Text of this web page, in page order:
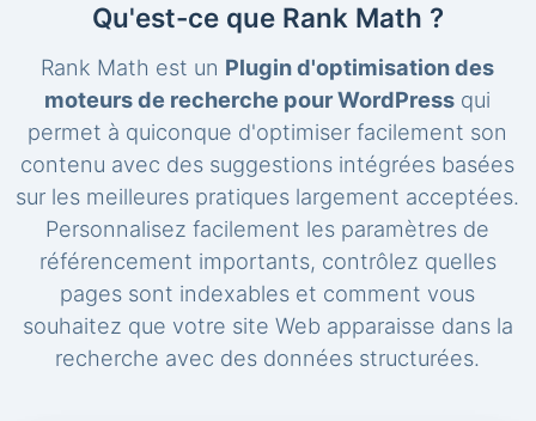
Qu'est-ce que Rank Math ?
Rank Math est un Plugin d'optimisation des
moteurs de recherche pour WordPress qui
permet à quiconque d'optimiser facilement son
contenu avec des suggestions intégrées basées
sur les meilleures pratiques largement acceptées.
Personnalisez facilement les paramètres de
référencement importants, contrôlez quelles
pages sont indexables et comment vous
souhaitez que votre site Web apparaisse dans la
recherche avec des données structurées.